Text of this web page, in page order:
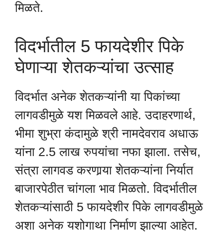
मिळते.
विदर्भातील 5 फायदेशीर पिके
घेणाऱ्या शेतकऱ्यांचा उत्साह
विदर्भात अनेक शेतकऱ्यांनी या पिकांच्या
लागवडीमुळे यश मिळवले आहे. उदाहरणार्थ,
भीमा शुभ्रा कंदामुळे श्री नामदेवराव अधाऊ
यांना 2.5 लाख रुपयांचा नफा झाला. तसेच,
संत्रा लागवड करणार्‍या शेतकऱ्यांना निर्यात
बाजारपेठीत चांगला भाव मिळतो. विदर्भातील
शेतकऱ्यांसाठी 5 फायदेशीर पिके लागवडीमुळे
अशा अनेक यशोगाथा निर्माण झाल्या आहेत.